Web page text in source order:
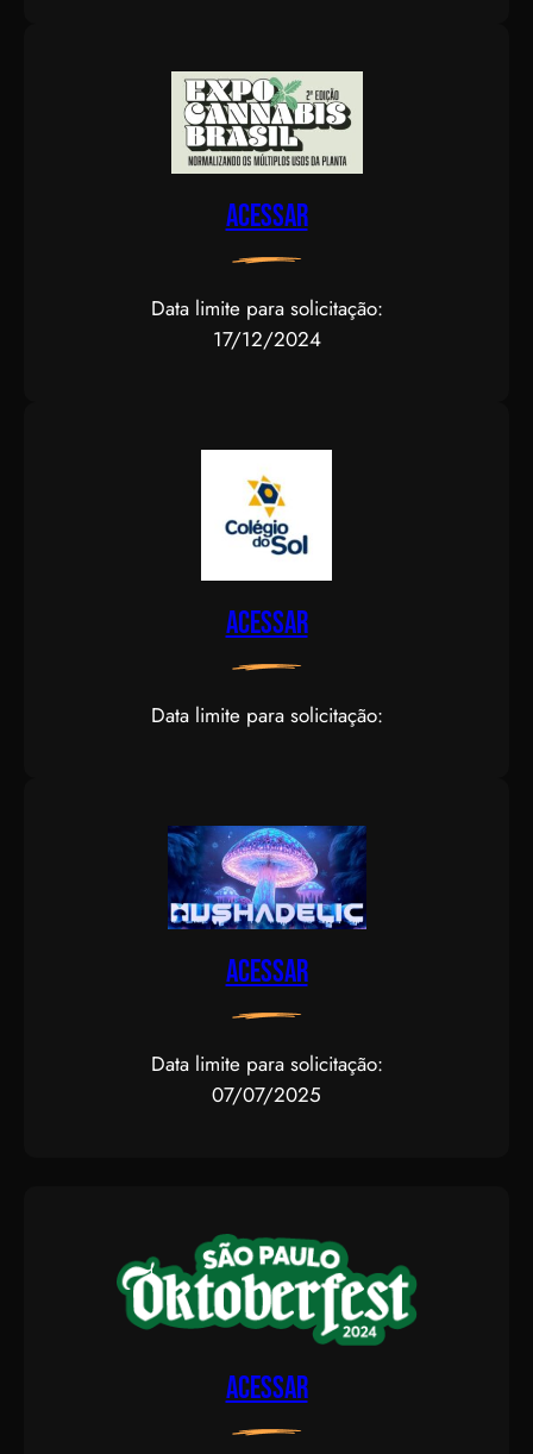
Acessar
Data limite para solicitação:
17/12/2024
Acessar
Data limite para solicitação:
Acessar
Data limite para solicitação:
07/07/2025
Acessar